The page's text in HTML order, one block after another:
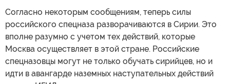
Согласно некоторым сообщениям, теперь силы
российского спецназа разворачиваются в Сирии. Это
вполне разумно с учетом тех действий, которые
Москва осуществляет в этой стране. Российские
спецназовцы могут не только обучать сирийцев, но и
идти в авангарде наземных наступательных действий